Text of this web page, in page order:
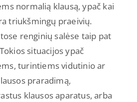
normalią klausą, ypač kai
triukšmingų praeivių.
renginių salėse taip pat
situacijos ypač
turintiems vidutinio ar
praradimą,
klausos aparatus, arba